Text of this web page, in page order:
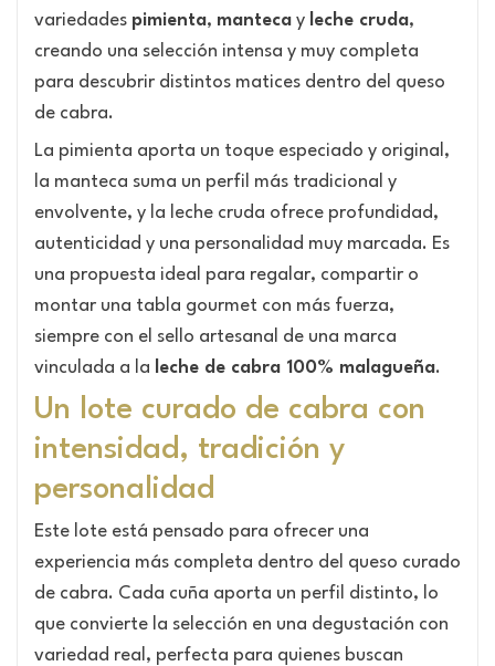
variedades pimienta, manteca y leche cruda,
creando una selección intensa y muy completa
para descubrir distintos matices dentro del queso
de cabra.
La pimienta aporta un toque especiado y original,
la manteca suma un perfil más tradicional y
envolvente, y la leche cruda ofrece profundidad,
autenticidad y una personalidad muy marcada. Es
una propuesta ideal para regalar, compartir o
montar una tabla gourmet con más fuerza,
siempre con el sello artesanal de una marca
vinculada a la leche de cabra 100% malagueña.
Un lote curado de cabra con
intensidad, tradición y
personalidad
Este lote está pensado para ofrecer una
experiencia más completa dentro del queso curado
de cabra. Cada cuña aporta un perfil distinto, lo
que convierte la selección en una degustación con
variedad real, perfecta para quienes buscan